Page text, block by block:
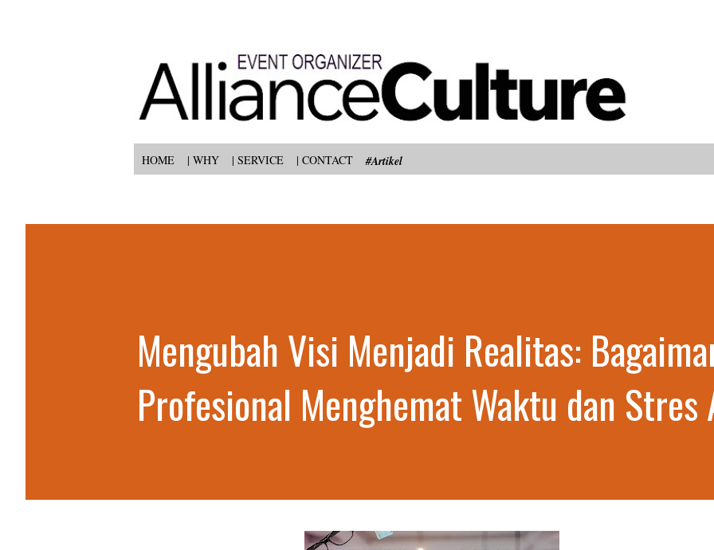
HOME | WHY | SERVICE | CONTACT #Artikel
Mengubah Visi Menjadi Realitas:
Profesional Menghemat Waktu dan Stres